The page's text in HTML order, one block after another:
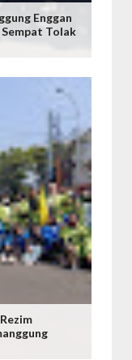
Enggan
Sempat Tolak